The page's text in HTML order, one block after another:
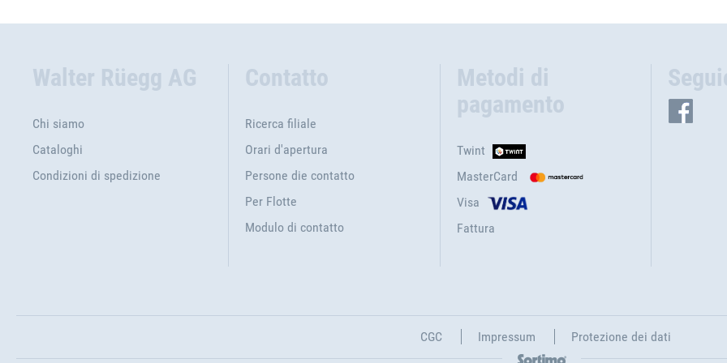
Walter Rüegg AG
Chi siamo
Cataloghi
Condizioni di spedizione
Contatto
Ricerca filiale
Orari d'apertura
Persone die contatto
Per Flotte
Modulo di contatto
Metodi di
pagamento
Twint
MasterCard
Visa
Fattura
CGC Impressum Protezione dei dati